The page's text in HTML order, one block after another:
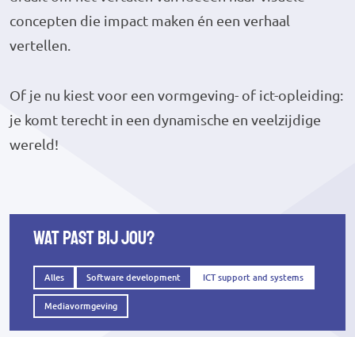
concepten die impact maken én een verhaal
vertellen.
Of je nu kiest voor een vormgeving- of ict-opleiding:
je komt terecht in een dynamische en veelzijdige
wereld!
Wat past bij jou?
Alles Software development ICT support and systems
Mediavormgeving